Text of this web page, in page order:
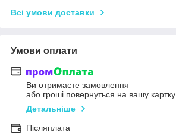
Всі умови доставки
Умови оплати
Ви отримаєте замовлення
або гроші повернуться на вашу картку
Детальніше
Післяплата